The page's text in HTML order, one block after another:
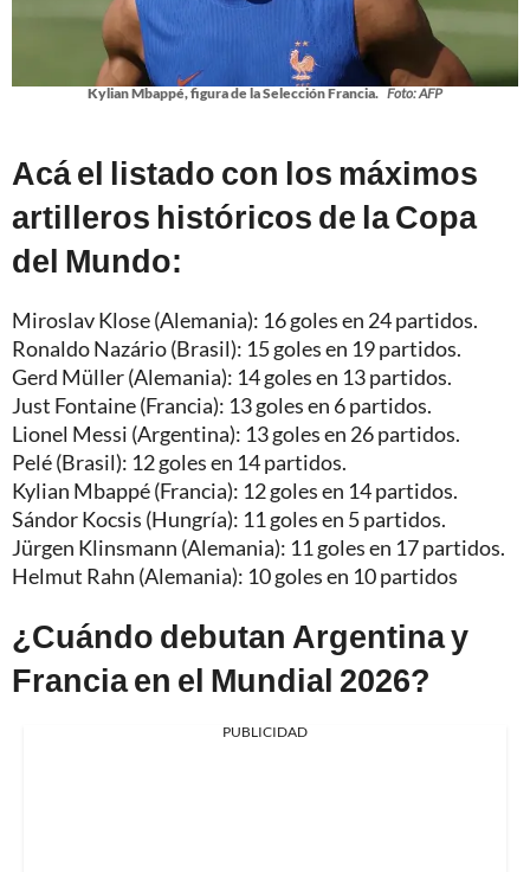
Kylian Mbappé, figura de la Selección Francia. Foto: AFP
Acá el listado con los máximos
artilleros históricos de la Copa
del Mundo:
Miroslav Klose (Alemania): 16 goles en 24 partidos.
Ronaldo Nazário (Brasil): 15 goles en 19 partidos.
Gerd Müller (Alemania): 14 goles en 13 partidos.
Just Fontaine (Francia): 13 goles en 6 partidos.
Lionel Messi (Argentina): 13 goles en 26 partidos.
Pelé (Brasil): 12 goles en 14 partidos.
Kylian Mbappé (Francia): 12 goles en 14 partidos.
Sándor Kocsis (Hungría): 11 goles en 5 partidos.
Jürgen Klinsmann (Alemania): 11 goles en 17 partidos.
Helmut Rahn (Alemania): 10 goles en 10 partidos
¿Cuándo debutan Argentina y
Francia en el Mundial 2026?
PUBLICIDAD